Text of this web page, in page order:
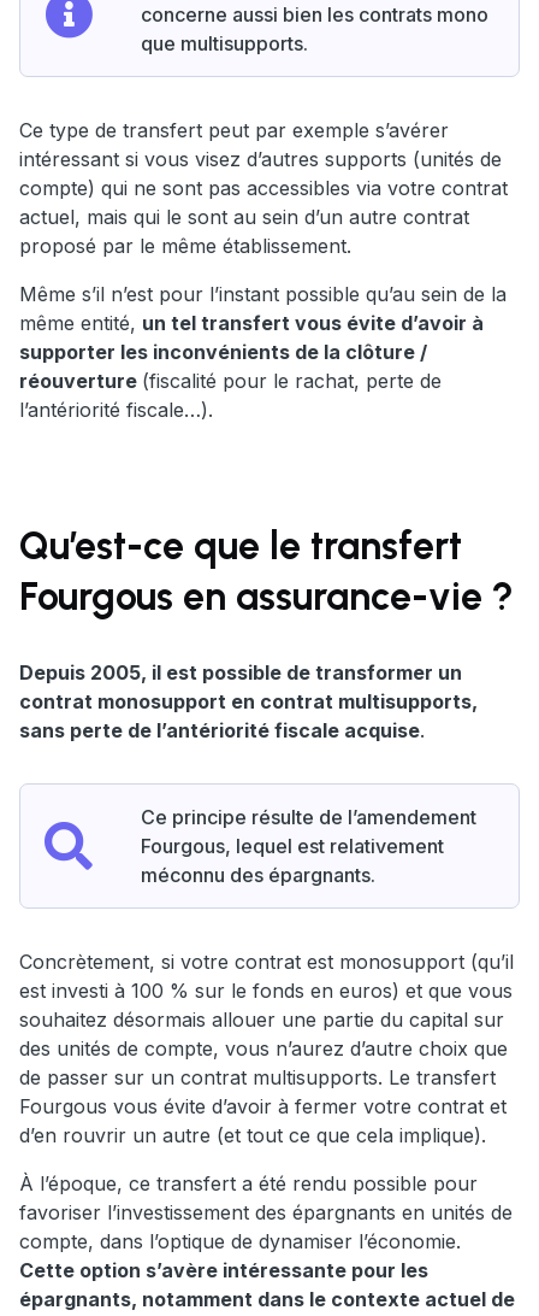
concerne aussi bien les contrats mono
que multisupports.
Ce type de transfert peut par exemple s’avérer
intéressant si vous visez d’autres supports (unités de
compte) qui ne sont pas accessibles via votre contrat
actuel, mais qui le sont au sein d’un autre contrat
proposé par le même établissement.
Même s’il n’est pour l’instant possible qu’au sein de la
même entité, un tel transfert vous évite d’avoir à
supporter les inconvénients de la clôture /
réouverture (fiscalité pour le rachat, perte de
l’antériorité fiscale…).
Qu’est-ce que le transfert
Fourgous en assurance-vie ?
Depuis 2005, il est possible de transformer un
contrat monosupport en contrat multisupports,
sans perte de l’antériorité fiscale acquise.
Ce principe résulte de l’amendement
Fourgous, lequel est relativement
méconnu des épargnants.
Concrètement, si votre contrat est monosupport (qu’il
est investi à 100 % sur le fonds en euros) et que vous
souhaitez désormais allouer une partie du capital sur
des unités de compte, vous n’aurez d’autre choix que
de passer sur un contrat multisupports. Le transfert
Fourgous vous évite d’avoir à fermer votre contrat et
d’en rouvrir un autre (et tout ce que cela implique).
À l’époque, ce transfert a été rendu possible pour
favoriser l’investissement des épargnants en unités de
compte, dans l’optique de dynamiser l’économie.
Cette option s’avère intéressante pour les
épargnants, notamment dans le contexte actuel de